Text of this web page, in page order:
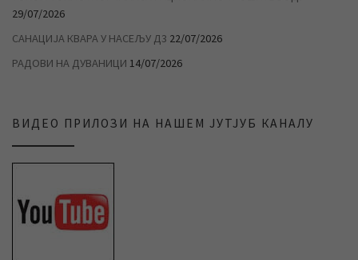
29/07/2026
САНАЦИЈА КВАРА У НАСЕЉУ Д3 22/07/2026
РАДОВИ НА ДУВАНИЦИ 14/07/2026
ВИДЕО ПРИЛОЗИ НА НАШЕМ ЈУТЈУБ КАНАЛУ